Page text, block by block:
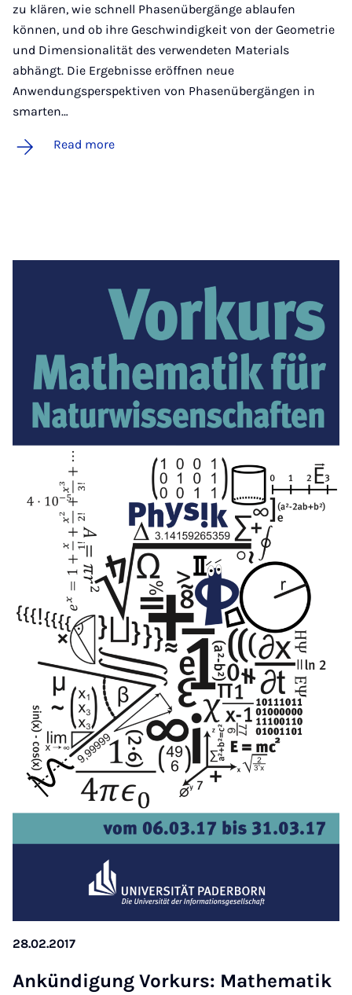
zu klären, wie schnell Phasenübergänge ablaufen
können, und ob ihre Geschwindigkeit von der Geometrie
und Dimensionalität des verwendeten Materials
abhängt. Die Ergebnisse eröffnen neue
Anwendungsperspektiven von Phasenübergängen in
smarten…
Read more
28.02.2017
Ankündi­gung Vorkurs: Math­em­atik